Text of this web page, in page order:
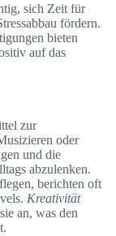
sich Zeit für
fördern.
bieten
auf das
zur
oder
und die
abzulenken.
berichten oft
Kreativität
an, was den